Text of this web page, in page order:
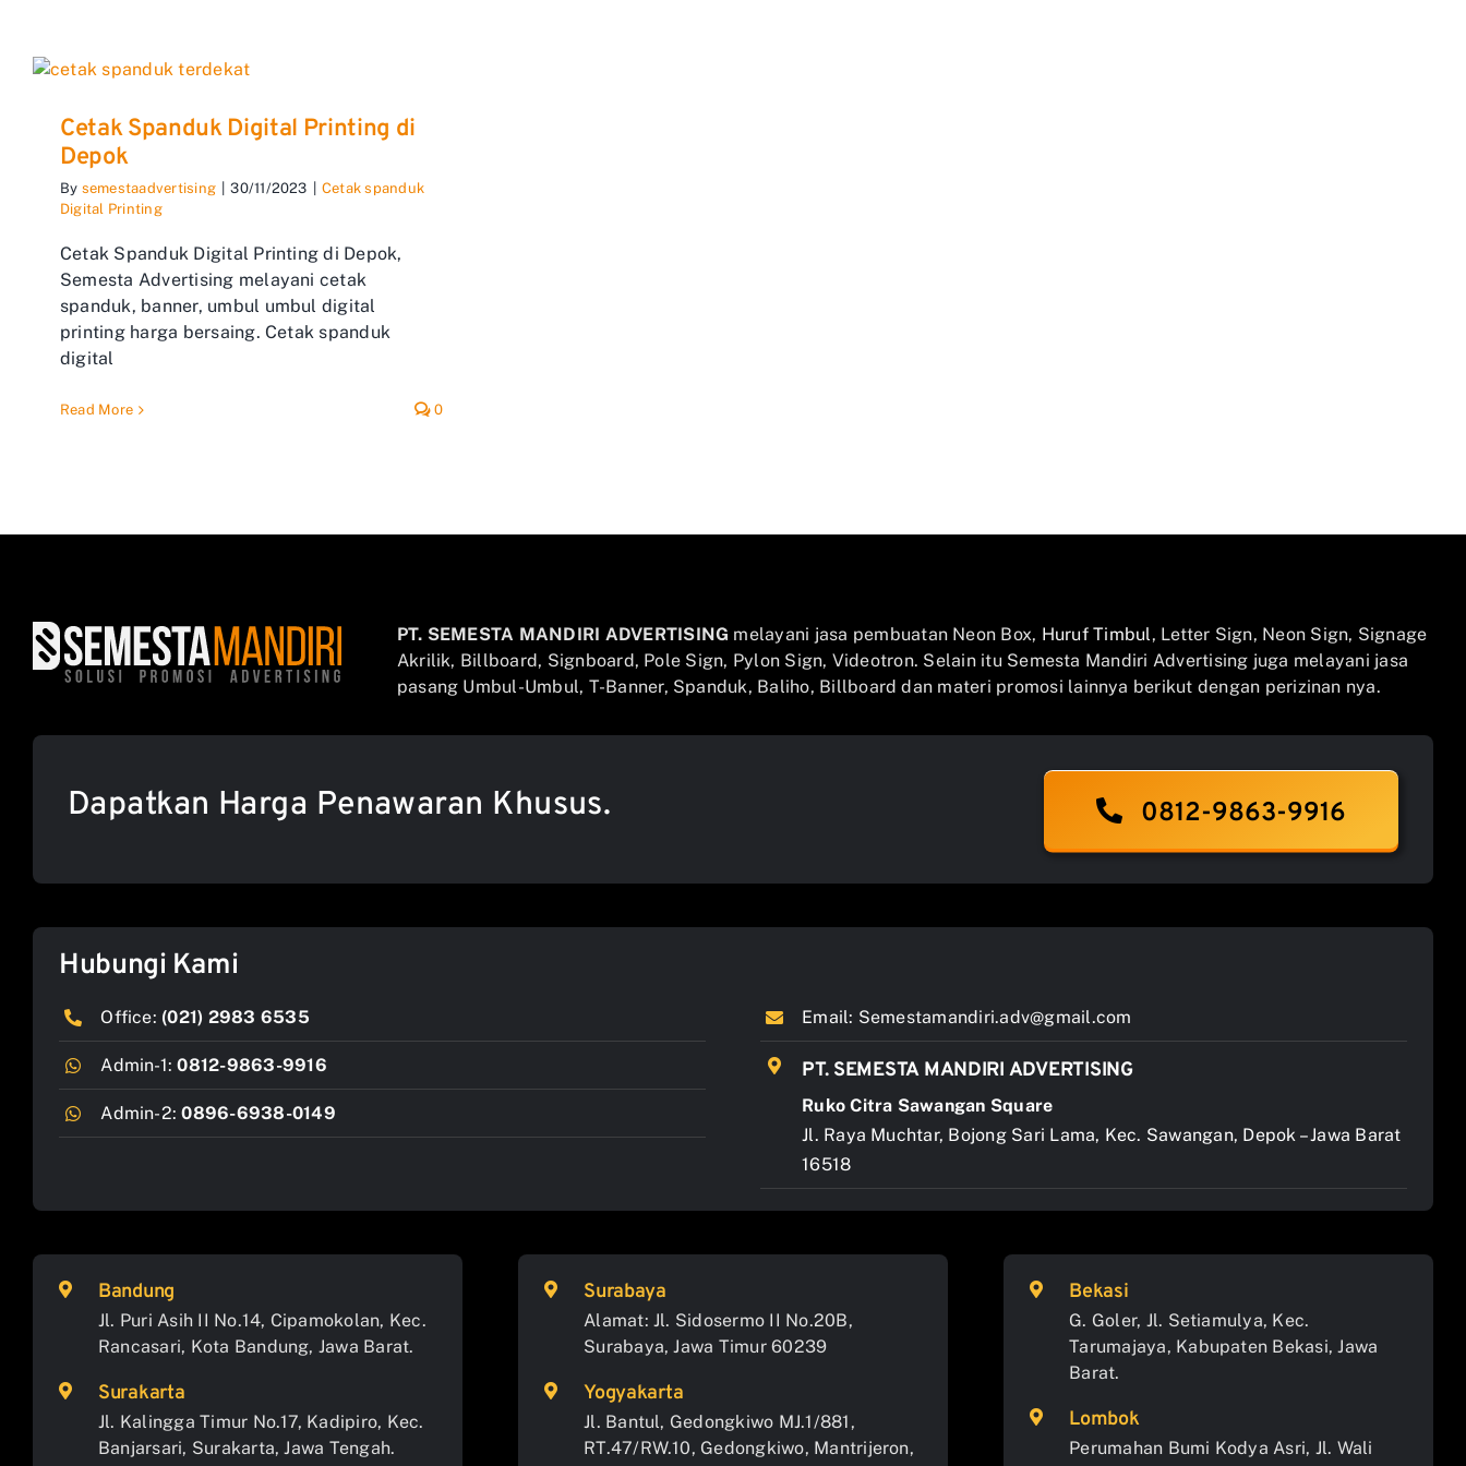
Cetak Spanduk Digital Printing di
Depok
By semestaadvertising 30/11/2023
Cetak spanduk
Digital Printing
Cetak Spanduk Digital Printing di Depok,
Semesta Advertising melayani cetak
spanduk, banner, umbul umbul digital
printing harga bersaing. Cetak spanduk
digital
Read More 0
PT. SEMESTA MANDIRI ADVERTISING melayani jasa pembuatan Neon Box, Huruf Timbul, Letter Sign, Neon Sign, Signage
Akrilik, Billboard, Signboard, Pole Sign, Pylon Sign, Videotron. Selain itu Semesta Mandiri Advertising juga melayani jasa
pasang Umbul-Umbul, T-Banner, Spanduk, Baliho, Billboard dan materi promosi lainnya berikut dengan perizinan nya.
Dapatkan Harga Penawaran Khusus. 0812-9863-9916
Hubungi Kami
Office: (021) 2983 6535
Admin-1:0812-9863-9916
Admin-2:0896-6938-0149
Email: Semestamandiri.adv@gmail.com
PT. SEMESTA MANDIRI ADVERTISING
Ruko Citra Sawangan Square
Jl. Raya Muchtar, Bojong Sari Lama, Kec. Sawangan, Depok – Jawa Barat
16518
Bandung
Jl. Puri Asih II No.14, Cipamokolan, Kec.
Rancasari, Kota Bandung, Jawa Barat.
Surakarta
Jl. Kalingga Timur No.17, Kadipiro, Kec.
Banjarsari, Surakarta, Jawa Tengah.
Surabaya
Alamat: Jl. Sidosermo II No.20B,
Surabaya, Jawa Timur 60239
Yogyakarta
Jl. Bantul, Gedongkiwo MJ.1/881,
RT.47/RW.10, Gedongkiwo, Mantrijeron,
Bekasi
G. Goler, Jl. Setiamulya, Kec.
Tarumajaya, Kabupaten Bekasi, Jawa
Barat.
Lombok
Perumahan Bumi Kodya Asri, Jl. Wali